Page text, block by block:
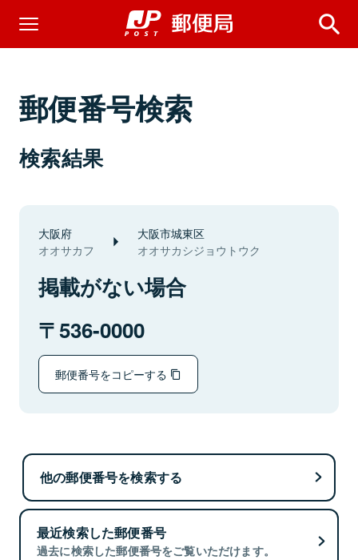
郵便番号検索
検索結果
大阪府
オオサカフ
大阪市城東区
オオサカシジョウトウク
掲載がない場合
536-0000
郵便番号をコピーする
他の郵便番号を検索する
最近検索した郵便番号
過去に検索した郵便番号をご覧いただけます。